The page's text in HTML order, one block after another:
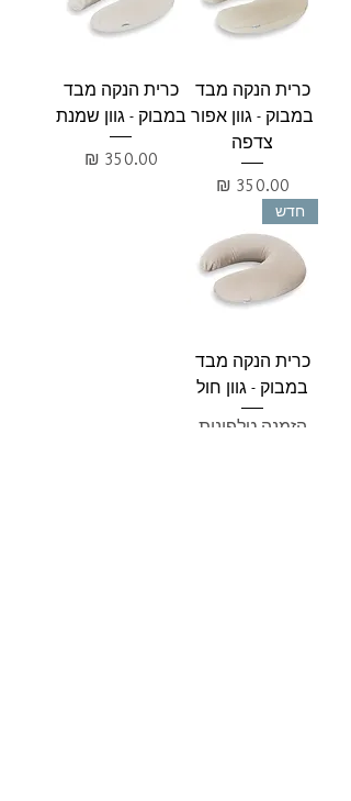
כרית הנקה מבד
במבוק - גוון אפור
צדפה
מחיר
כרית הנקה מבד
במבוק - גוון שמנת
מחיר
חדש
כרית הנקה מבד
במבוק - גוון חול
הזמנה טלפונית